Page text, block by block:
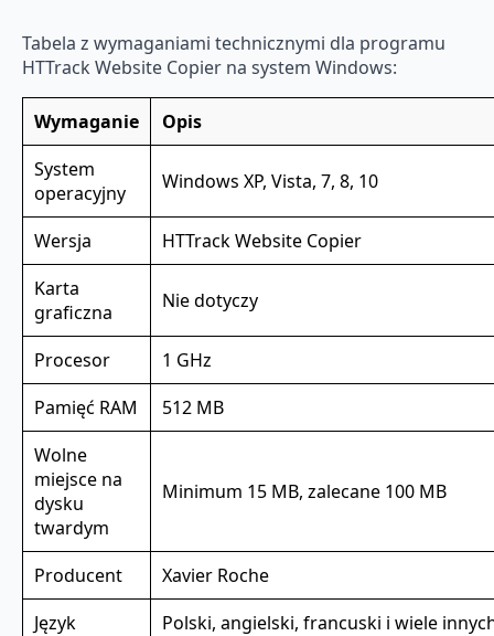
Tabela z wymaganiami technicznymi dla programu
HTTrack Website Copier na system Windows:
Wymaganie
Opis
System
operacyjny
Windows XP, Vista, 7, 8, 10
Wersja
HTTrack Website Copier
Karta
graficzna
Nie dotyczy
Procesor
1 GHz
Pamięć RAM
512 MB
Wolne
miejsce na
dysku
twardym
Minimum 15 MB, zalecane 100 MB
Producent
Xavier Roche
Język
Polski, angielski, francuski i wiele